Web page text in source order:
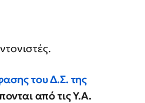
του Δ.Σ. της
από τις Υ.Α.